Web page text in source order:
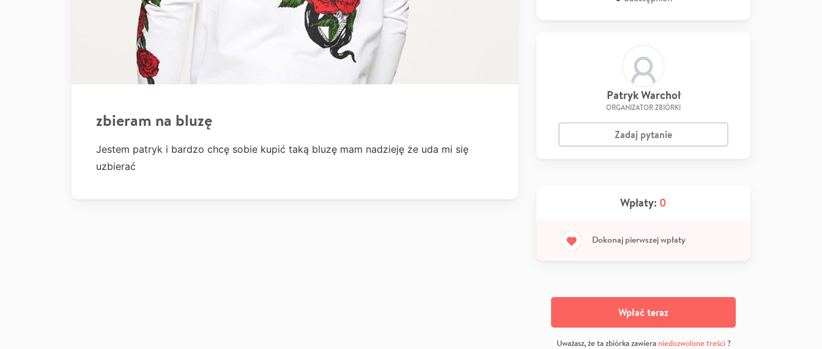
zbieram na bluzę
Jestem patryk i bardzo chcę sobie kupić taką bluzę mam nadzieję że uda mi się
uzbierać
Patryk Warchoł
ORGANIZATOR ZBIÓRKI
Zadaj pytanie
Wpłaty: 0
Dokonaj pierwszej wpłaty
Wpłać teraz
Uważasz, że ta zbiórka zawiera niedozwolone treści?